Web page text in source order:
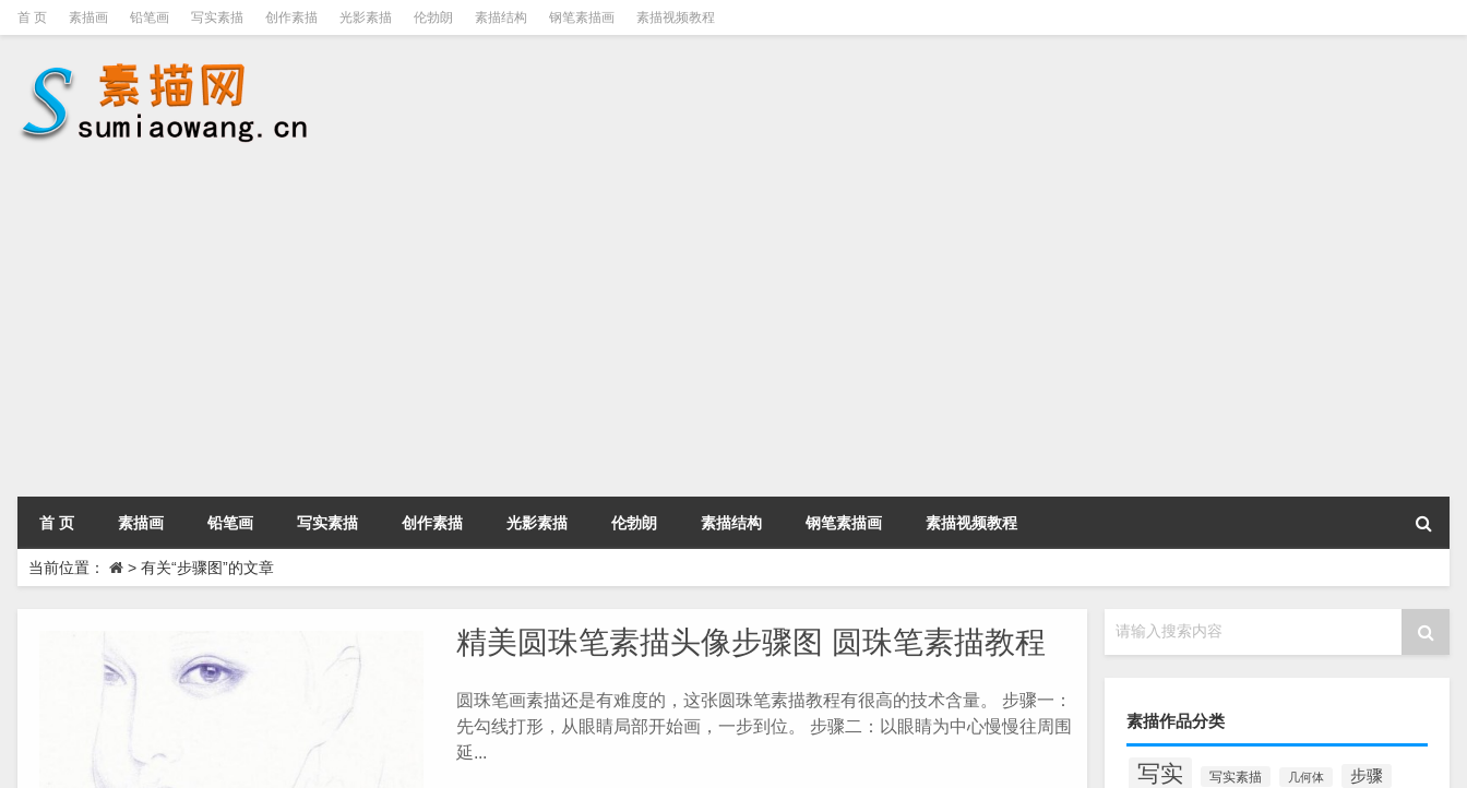
首 页 素描画 铅笔画 写实素描 创作素描 光影素描 伦勃朗 素描结构 钢笔素描画 素描视频教程
首 页 素描画 铅笔画 写实素描 创作素描 光影素描 伦勃朗 素描结构 钢笔素描画 素描视频教程
当前位置： > 有关“步骤图”的文章
精美圆珠笔素描头像步骤图 圆珠笔素描教程
圆珠笔画素描还是有难度的，这张圆珠笔素描教程有很高的技术含量。 步骤一：
先勾线打形，从眼睛局部开始画，一步到位。 步骤二：以眼睛为中心慢慢往周围
延...
请输入搜索内容
素描作品分类
写实 写实素描 几何体 步骤